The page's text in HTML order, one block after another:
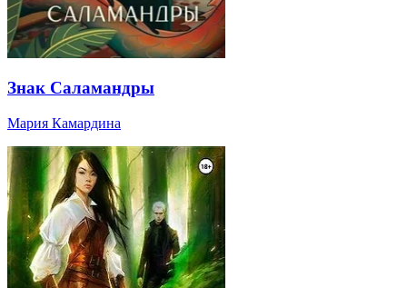
Знак Саламандры
Мария Камардина